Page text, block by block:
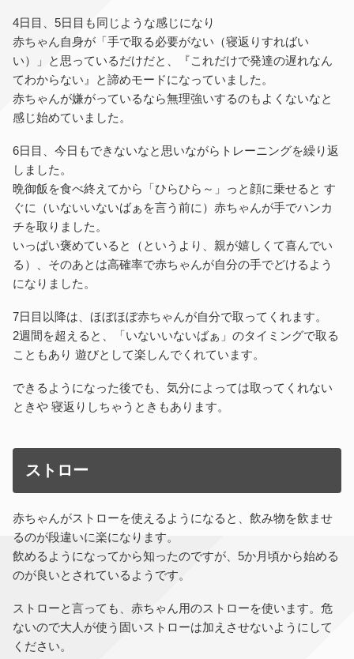
4日目、5日目も同じような感じになり
赤ちゃん自身が「手で取る必要がない（寝返りすればい
い）」と思っているだけだと、『これだけで発達の遅れなん
てわからない』と諦めモードになっていました。
赤ちゃんが嫌がっているなら無理強いするのもよくないなと
感じ始めていました。
6日目、今日もできないなと思いながらトレーニングを繰り返
しました。
晩御飯を食べ終えてから「ひらひら～」っと顔に乗せると す
ぐに（いないいないばぁを言う前に）赤ちゃんが手でハンカ
チを取りました。
いっぱい褒めていると（というより、親が嬉しくて喜んでい
る）、そのあとは高確率で赤ちゃんが自分の手でどけるよう
になりました。
7日目以降は、ほぼほぼ赤ちゃんが自分で取ってくれます。
2週間を超えると、「いないいないばぁ」のタイミングで取る
こともあり 遊びとして楽しんでくれています。
できるようになった後でも、気分によっては取ってくれない
ときや 寝返りしちゃうときもあります。
ストロー
赤ちゃんがストローを使えるようになると、飲み物を飲ませ
るのが段違いに楽になります。
飲めるようになってから知ったのですが、5か月頃から始める
のが良いとされているようです。
ストローと言っても、赤ちゃん用のストローを使います。危
ないので大人が使う固いストローは加えさせないようにして
ください。